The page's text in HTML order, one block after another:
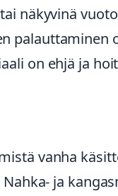
näkyvinä
palauttaminen
on ehjä ja
vanha
ja